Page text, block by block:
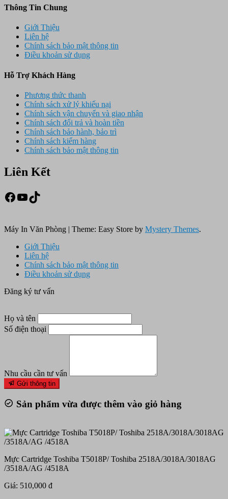
Thông Tin Chung
Giới Thiệu
Liên hệ
Chính sách bảo mật thông tin
Điều khoản sử dụng
Hỗ Trợ Khách Hàng
Phương thức thanh
Chính sách xử lý khiếu nại
Chính sách vận chuyển và giao nhận
Chính sách đổi trả và hoàn tiền
Chính sách bảo hành, bảo trì
Chính sách kiểm hàng
Chính sách bảo mật thông tin
Liên Kết
Facebook
Youtube
TikTok
Máy In Văn Phòng | Theme: Easy Store by Mystery Themes.
Giới Thiệu
Liên hệ
Chính sách bảo mật thông tin
Điều khoản sử dụng
Đăng ký tư vấn
Họ và tên
Số điện thoại
Nhu cầu cần tư vấn
Gửi thông tin
Sản phẩm vừa được thêm vào giỏ hàng
Mực Cartridge Toshiba T5018P/ Toshiba 2518A/3018A/3018AG
/3518A/AG /4518A
Giá: 510,000 đ